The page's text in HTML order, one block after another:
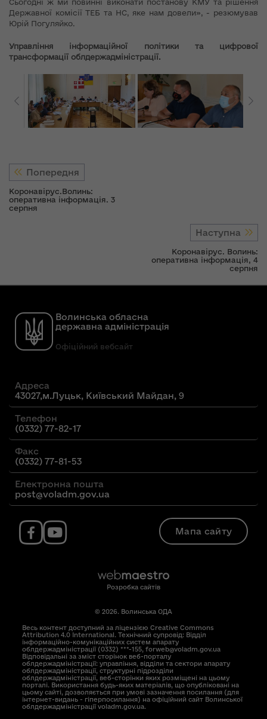
Сьогодні ж ми повинні виконати постанову КМУ та рішення
Державної комісії ТЕБ та НС, яке нам довели», - резюмував
Юрій Погуляйко.
Управління інформаційної політики та цифрової
трансформації облдержадміністрації.
Попередня
Коронавірус.Волинь:
оперативна інформація. 3
серпня
Наступна
Коронавірус. Волинь:
оперативна інформація, 4
серпня
Волинська обласна
державна адміністрація
Офіційний вебсайт
Адреса
43027,м.Луцьк, Київський Майдан, 9
Телефон
(0332) 77-82-17
Факс
(0332) 77-81-53
Електронна пошта
post@voladm.gov.ua
Мапа сайту
Розробка сайтів
© 2026. Волинська ОДА
Весь контент доступний за ліцензією Creative Commons
Attribution 4.0 International. Технічний супровід: Відділ
інформаційно-комунікаційних систем апарату
облдержадміністрації (0332) ***-155, forweb@voladm.gov.ua
Відповідальні за зміст сторінок веб-порталу
облдержадміністрації: управління, відділи та сектори апарату
облдержадміністрації, структурні підрозділи
облдержадміністрації, веб-сторінки яких розміщені на цьому
порталі. Використання будь-яких матеріалів, що опубліковані на
цьому сайті, дозволяється при умові зазначення посилання (для
інтернет-видань - гіперпосилання) на офіційний сайт Волинської
облдержадміністрації voladm.gov.ua.